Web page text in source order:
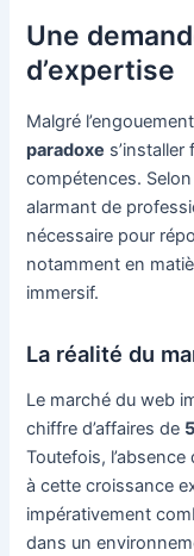
Une
d’expertise
Malgré
paradoxe
compétences.
alarmant de
nécessaire pour
notamment en
immersif.
La réalité du
Le marché du web
chiffre d’affaires de
Toutefois,
à cette croissance
impérativement
dans un